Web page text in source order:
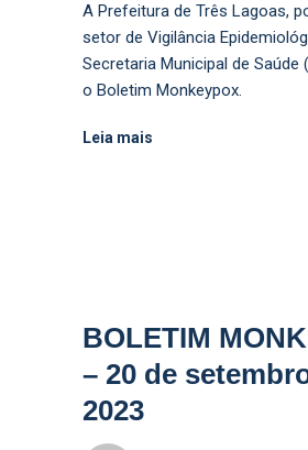
A Prefeitura de Três Lagoas,
setor de Vigilância
Secretaria Municipal de Saúde
o Boletim Monkeypox.
Leia mais
BOLETIM
– 20 de
2023